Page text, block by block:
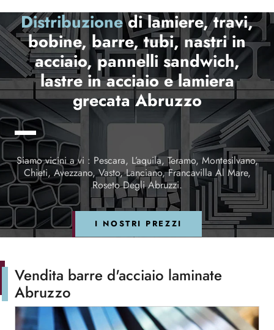
Distribuzionedi lamiere, travi,
bobine, barre, tubi, nastri in
acciaio, pannelli sandwich,
lastre in acciaio e lamiera
grecata Abruzzo
Siamo vicini a vi : Pescara, L’aquila, Teramo, Montesilvano,
Chieti, Avezzano, Vasto, Lanciano, Francavilla Al Mare,
Roseto Degli Abruzzi.
I NOSTRI PREZZI
Vendita barre d'acciaio laminate
Abruzzo